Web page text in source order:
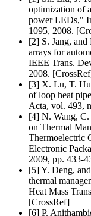
optimization of
power LEDs,"
1095, 2008.
[2] S. Jang,
arrays for
IEEE Trans.
2008.
[3] X. Lu, T.
of loop heat
Acta, vol. 493,
[4] N. Wang,
on Thermal
Thermoelectric
Electronic
2009, pp. 433-
[5] Y. Deng,
thermal
Heat Mass
[CrossRef]
[6] P.